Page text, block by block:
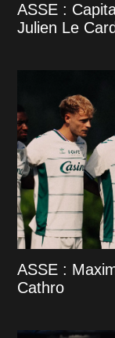
ASSE :
Julien Le
ASSE :
Cathro